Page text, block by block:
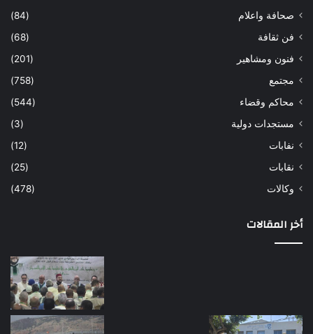
صحافة واعلام
(84)
فن ثقافة
(68)
فنون ومشاهير
(201)
مجتمع
(758)
محاكم وقضاء
(544)
مستجدات دولية
(3)
نفابات
(12)
نقابات
(25)
وكالات
(478)
أخر المقالات